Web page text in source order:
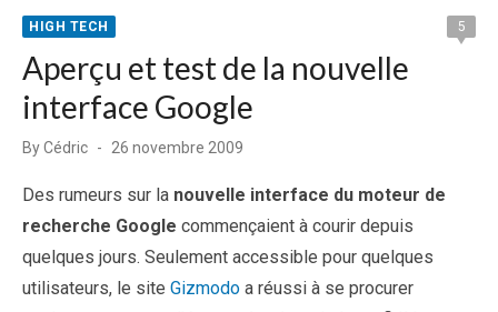
HIGH TECH 5
Aperçu et test de la nouvelle
interface Google
ByCédric
Posted
26 novembre 2009
Des rumeurs sur la nouvelle interface du moteur de
recherche Google commençaient à courir depuis
quelques jours. Seulement accessible pour quelques
utilisateurs, le site Gizmodo a réussi à se procurer